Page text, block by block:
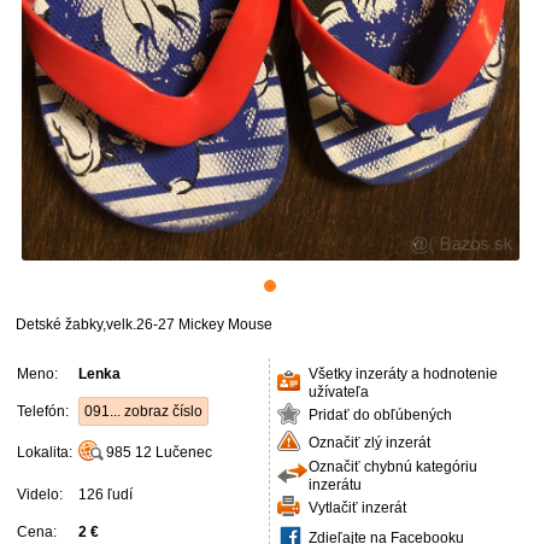
Detské žabky,velk.26-27 Mickey Mouse
Meno: Lenka
Telefón: 091... zobraz číslo
Lokalita: 985 12 Lučenec
Videlo: 126 ľudí
Cena: 2 €
Všetky inzeráty a hodnotenie
užívateľa
Pridať do obľúbených
Označiť zlý inzerát
Označiť chybnú kategóriu
inzerátu
Vytlačiť inzerát
Zdieľajte na Facebooku